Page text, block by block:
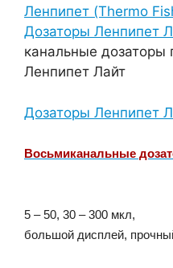
Ленпипет (Thermo
Дозаторы Ленпипет
канальные дозаторы
Ленпипет Лайт
Дозаторы Ленпипет
Восьмиканальные
5 – 50, 30 – 300 мкл,
большой дисплей,